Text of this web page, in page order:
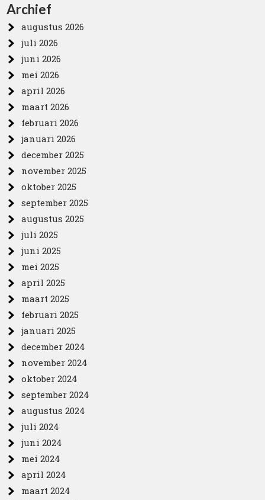
Archief
augustus 2026
juli 2026
juni 2026
mei 2026
april 2026
maart 2026
februari 2026
januari 2026
december 2025
november 2025
oktober 2025
september 2025
augustus 2025
juli 2025
juni 2025
mei 2025
april 2025
maart 2025
februari 2025
januari 2025
december 2024
november 2024
oktober 2024
september 2024
augustus 2024
juli 2024
juni 2024
mei 2024
april 2024
maart 2024